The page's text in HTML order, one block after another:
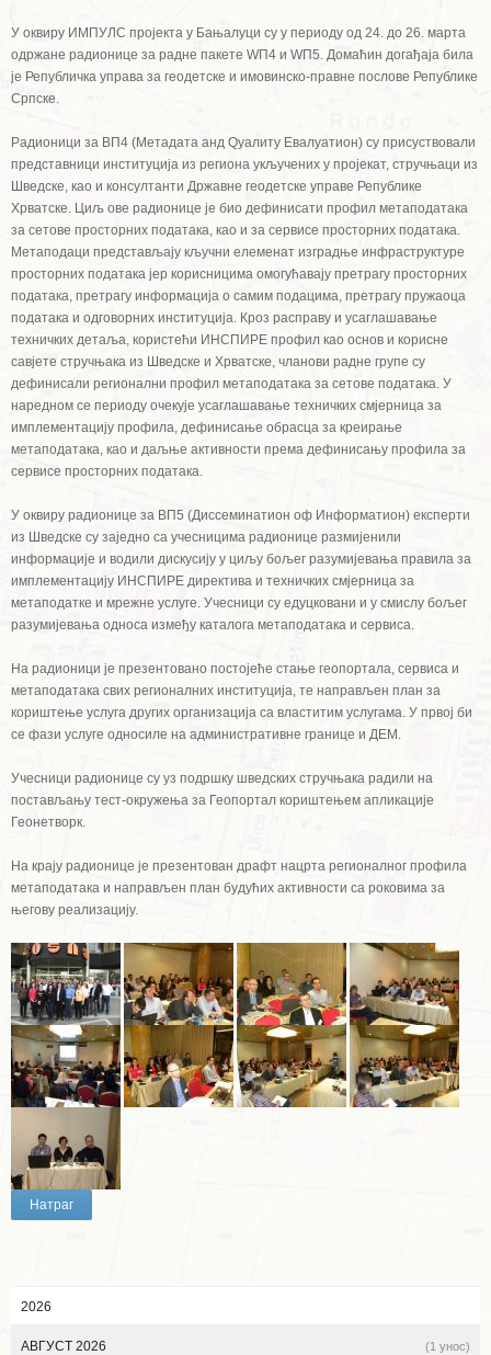
У оквиру ИМПУЛС пројекта у Бањалуци су у периоду од 24. до 26. марта
одржане радионице за радне пакете WП4 и WП5. Домаћин догађаја била
је Републичка управа за геодетске и имовинско-правне послове Републике
Српске.
Радионици за ВП4 (Метадата анд Qуалитy Евалуатион) су присуствовали
представници институција из региона укључених у пројекат, стручњаци из
Шведске, као и консултанти Државне геодетске управе Републике
Хрватске. Циљ ове радионице је био дефинисати профил метаподатака
за сетове просторних података, као и за сервисе просторних података.
Метаподаци представљају кључни елеменат изградње инфраструктуре
просторних података јер корисницима омогућавају претрагу просторних
података, претрагу информација о самим подацима, претрагу пружаоца
података и одговорних институција. Кроз расправу и усаглашавање
техничких детаља, користећи ИНСПИРЕ профил као основ и корисне
савјете стручњака из Шведске и Хрватске, чланови радне групе су
дефинисали регионални профил метаподатака за сетове података. У
наредном се периоду очекује усаглашавање техничких смјерница за
имплементацију профила, дефинисање обрасца за креирање
метаподатака, као и даљње активности према дефинисању профила за
сервисе просторних података.
У оквиру радионице за ВП5 (Диссеминатион оф Информатион) експерти
из Шведске су заједно са учесницима радионице размијенили
информације и водили дискусију у циљу бољег разумијевања правила за
имплементацију ИНСПИРЕ директива и техничких смјерница за
метаподатке и мрежне услуге. Учесници су едуцковани и у смислу бољег
разумијевања односа између каталога метаподатака и сервиса.
На радионици је презентовано постојеће стање геопортала, сервиса и
метаподатака свих регионалних институција, те направљен план за
кориштење услуга других организација са властитим услугама. У првој би
се фази услуге односиле на административне границе и ДЕМ.
Учесници радионице су уз подршку шведских стручњака радили на
постављању тест-окружења за Геопортал кориштењем апликације
Геонетворк.
На крају радионице је презентован драфт нацрта регионалног профила
метаподатака и направљен план будућих активности са роковима за
његову реализацију.
Натраг
2026
АВГУСТ 2026 (1 унос)